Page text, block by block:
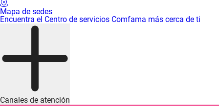
Mapa de sedes
Encuentra el Centro de servicios Comfama más cerca de ti
Canales de atención